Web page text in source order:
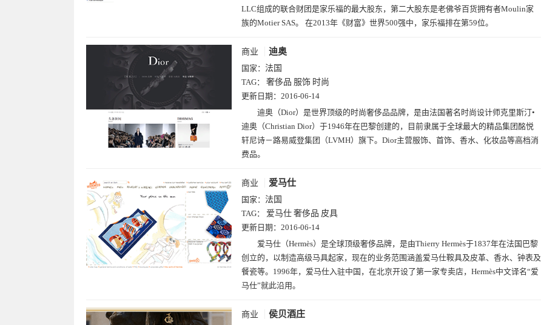
LLC组成的联合财团是家乐福的最大股东，第二大股东是老佛爷百货拥有者Moulin家
族的Motier SAS。 在2013年《财富》世界500强中，家乐福排在第59位。
商业 迪奥
国家： 法国
TAG： 奢侈品 服饰 时尚
更新日期： 2016-06-14
迪奥（Dior）是世界顶级的时尚奢侈品品牌，是由法国著名时尚设计师克里斯汀•
迪奥（Christian Dior）于1946年在巴黎创建的，目前隶属于全球最大的精品集团酩悦
轩尼诗－路易威登集团（LVMH）旗下。Dior主营服饰、首饰、香水、化妆品等高档消
费品。
商业 爱马仕
国家： 法国
TAG： 爱马仕 奢侈品 皮具
更新日期： 2016-06-14
爱马仕（Hermès）是全球顶级奢侈品牌，是由Thierry Hermès于1837年在法国巴黎
创立的，以制造高级马具起家，现在的业务范围涵盖爱马仕鞍具及皮革、香水、钟表及
餐瓷等。1996年，爱马仕入驻中国，在北京开设了第一家专卖店，Hermès中文译名“爱
马仕”就此沿用。
商业 侯贝酒庄